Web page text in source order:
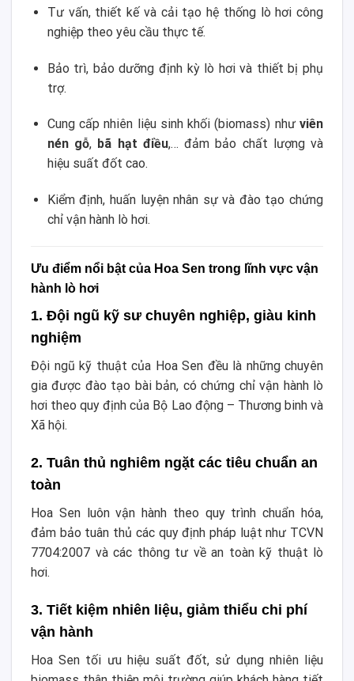
Tư vấn, thiết kế và cải tạo hệ thống lò hơi công
nghiệp theo yêu cầu thực tế.
Bảo trì, bảo dưỡng định kỳ lò hơi và thiết bị phụ
trợ.
Cung cấp nhiên liệu sinh khối (biomass) như viên
nén gỗ, bã hạt điều,… đảm bảo chất lượng và
hiệu suất đốt cao.
Kiểm định, huấn luyện nhân sự và đào tạo chứng
chỉ vận hành lò hơi.
Ưu điểm nổi bật của Hoa Sen trong lĩnh vực vận
hành lò hơi
1. Đội ngũ kỹ sư chuyên nghiệp, giàu kinh
nghiệm
Đội ngũ kỹ thuật của Hoa Sen đều là những chuyên
gia được đào tạo bài bản, có chứng chỉ vận hành lò
hơi theo quy định của Bộ Lao động – Thương binh và
Xã hội.
2. Tuân thủ nghiêm ngặt các tiêu chuẩn an
toàn
Hoa Sen luôn vận hành theo quy trình chuẩn hóa,
đảm bảo tuân thủ các quy định pháp luật như TCVN
7704:2007 và các thông tư về an toàn kỹ thuật lò
hơi.
3. Tiết kiệm nhiên liệu, giảm thiểu chi phí
vận hành
Hoa Sen tối ưu hiệu suất đốt, sử dụng nhiên liệu